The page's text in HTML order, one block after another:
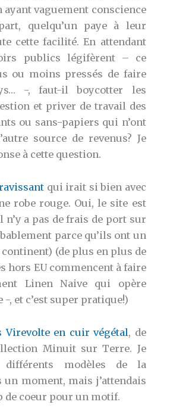
vaguement conscience
quelqu’un paye à leur
cette facilité. En attendant
publics légifèrent – ce
ou moins pressés de faire
-, faut-il boycotter les
et priver de travail des
ou sans-papiers qui n’ont
source de revenus? Je
à cette question.
qui irait si bien avec
robe rouge. Oui, le site est
a pas de frais de port sur
parce qu’ils ont un
(de plus en plus de
hors EU commencent à faire
Linen Naive qui opère
-, et c’est super pratique!)
Virevolte en cuir végétal, de
Minuit sur Terre. Je
modèles de la
un moment, mais j’attendais
de coeur pour un motif.